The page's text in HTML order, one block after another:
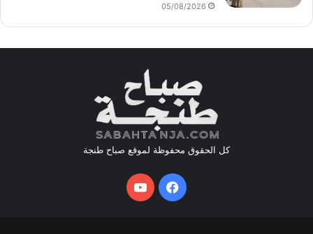
05/08/2026
كل الحقوق محفوظة لموقع صباح طنجة
فيسبوكيوتيوب